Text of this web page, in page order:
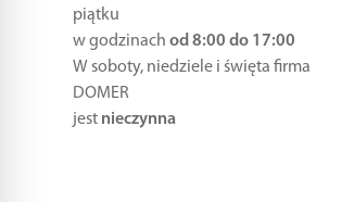
piątku
w godzinachod 8:00 do 17:00
W soboty, niedziele i święta firma
DOMER
jest nieczynna